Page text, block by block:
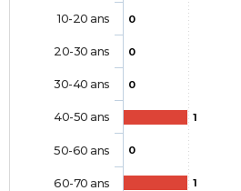
0
0
0
1
0
1
10-20 ans
20-30 ans
30-40 ans
40-50 ans
50-60 ans
60-70 ans